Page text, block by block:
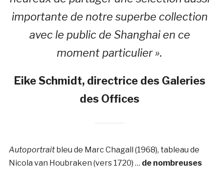
importante de notre superbe collection
avec le public de Shanghai en ce
moment particulier ».
Eike Schmidt, directrice des Galeries
des Offices
Autoportraitbleu de Marc Chagall (1968), tableau de
Nicola van Houbraken (vers 1720) … de nombreuses